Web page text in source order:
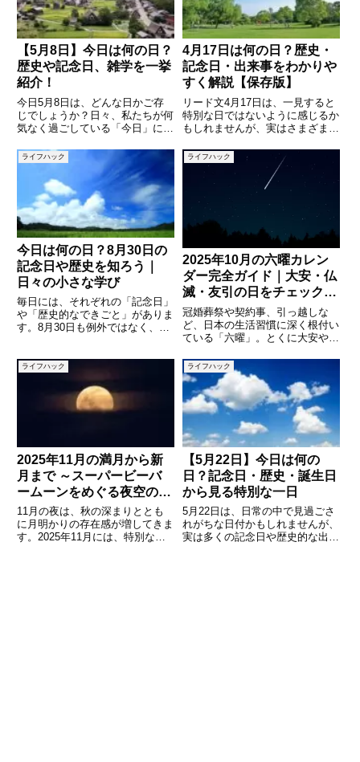
【5月8日】今日は何の日？
歴史や記念日、雑学を一挙
紹介！
今日5月8日は、どんな日かご存
じでしょうか？日々、私たちが何
気なく過ごしている「今日」に
的出来事が詰まっています。5月
8日は、世界的な意義のある日か
ら、日本独自の習慣にちなんだ日
まで、幅広い意味が込められた特
別
4月17日は何の日？歴史・
記念日・出来事をわかりや
すく解説【保存版】
リード文4月17日は、一見すると
特別な日ではないように感じるか
もしれませんが、実はさまざまな
た興味深い一日です。日常の中に
ある「今日は何の日？」という疑
問をきっかけに、その日の意味や
背景を知ることで、普段の生活
ライフハック
今日は何の日？8月30日の
記念日や歴史を知ろう｜
日々の小さな学び
毎日には、それぞれの「記念日」
や「歴史的なできごと」がありま
す。8月30日も例外ではなく、日
は多くの物語があります。普段は
何気なく過ぎていく1日ですが、
由来や意味を知ることで、少し
ライフハック
2025年10月の六曜カレン
ダー完全ガイド｜大安・仏
滅・友引の日をチェックし
て予定を立てよう
冠婚葬祭や契約事、引っ越しな
ど、日本の生活習慣に深く根付い
ている「六曜」。とくに大安や仏
める際の重要な目安となることも
多く、日常のスケジュールにも影
響を与えます。この記事では
2025年10月の六曜カレンダーを
日
ライフハック
2025年11月の満月から新
月まで ～スーパービーバ
ームーンをめぐる夜空の変
化～
11月の夜は、秋の深まりととも
に月明かりの存在感が増してきま
す。2025年11月には、特別な満
ライフハック
【5月22日】今日は何の
日？記念日・歴史・誕生日
から見る特別な一日
5月22日は、日常の中で見過ごさ
れがちな日付かもしれませんが、
実は多くの記念日や歴史的な出来